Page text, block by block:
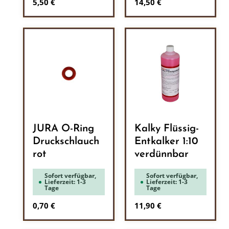
5,50 € 14,50 €
JURA O-Ring
Druckschlauch
rot
Sofort verfügbar,
Lieferzeit: 1-3
Tage
Regulärer Preis:
0,70 €
Kalky Flüssig-
Entkalker 1:10
verdünnbar
Sofort verfügbar,
Lieferzeit: 1-3
Tage
Regulärer Preis:
11,90 €